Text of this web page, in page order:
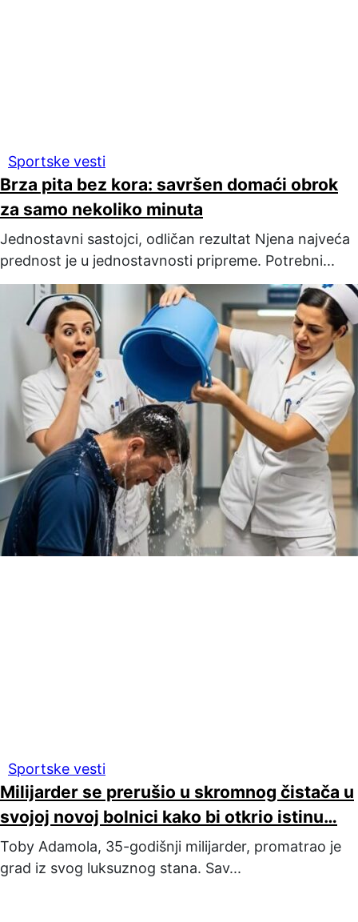
Sportske vesti
Brza pita bez kora: savršen domaći obrok
za samo nekoliko minuta
Jednostavni sastojci, odličan rezultat Njena najveća
prednost je u jednostavnosti pripreme. Potrebni...
Sportske vesti
Milijarder se prerušio u skromnog čistača u
svojoj novoj bolnici kako bi otkrio istinu…
Toby Adamola, 35-godišnji milijarder, promatrao je
grad iz svog luksuznog stana. Sav...